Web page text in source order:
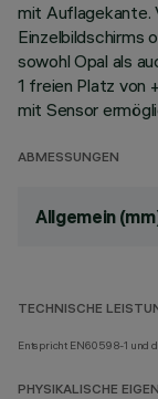
mit Auflagekante.
Einzelbildschirms
sowohl Opal als
1 freien Platz von
mit Sensor
ABMESSUNGEN
Allgemein
TECHNISCHE
Entspricht EN60598-1 und
PHYSIKALISCHE